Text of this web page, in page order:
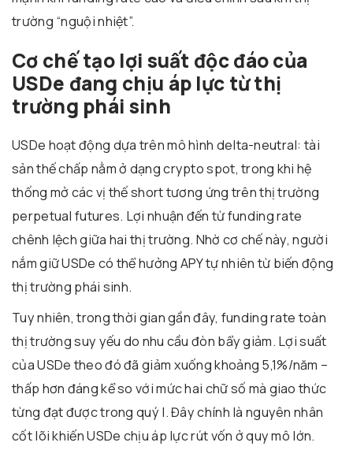
trường “nguội nhiệt”.
Cơ chế tạo lợi suất độc đáo của
USDe đang chịu áp lực từ thị
trường phái sinh
USDe hoạt động dựa trên mô hình delta-neutral: tài
sản thế chấp nằm ở dạng crypto spot, trong khi hệ
thống mở các vị thế short tương ứng trên thị trường
perpetual futures. Lợi nhuận đến từ funding rate
chênh lệch giữa hai thị trường. Nhờ cơ chế này, người
nắm giữ USDe có thể hưởng APY tự nhiên từ biến động
thị trường phái sinh.
Tuy nhiên, trong thời gian gần đây, funding rate toàn
thị trường suy yếu do nhu cầu đòn bẩy giảm. Lợi suất
của USDe theo đó đã giảm xuống khoảng 5,1%/năm –
thấp hơn đáng kể so với mức hai chữ số mà giao thức
từng đạt được trong quý I. Đây chính là nguyên nhân
cốt lõi khiến USDe chịu áp lực rút vốn ở quy mô lớn.